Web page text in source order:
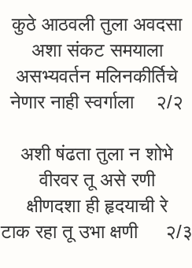
कुठे आठवली तुला अवदसा
अशा संकट समयाला
असभ्यवर्तन मलिनकीर्तिचे
नेणार नाही स्वर्गाला २/२
अशी षंढता तुला न शोभे
वीरवर तू असे रणी
क्षीणदशा ही हृदयाची रे
टाक रहा तू उभा क्षणी २/३